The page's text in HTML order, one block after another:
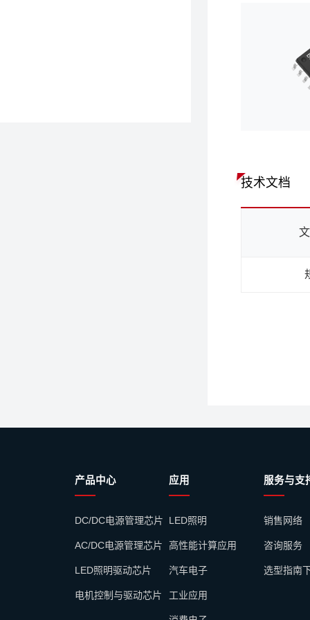
技术文档
产品中心
DC/DC电源管理芯片
AC/DC电源管理芯片
LED照明驱动芯片
电机控制与驱动芯片
应用
LED照明
高性能计算应用
汽车电子
工业应用
服务与支
销售网络
咨询服务
选型指南